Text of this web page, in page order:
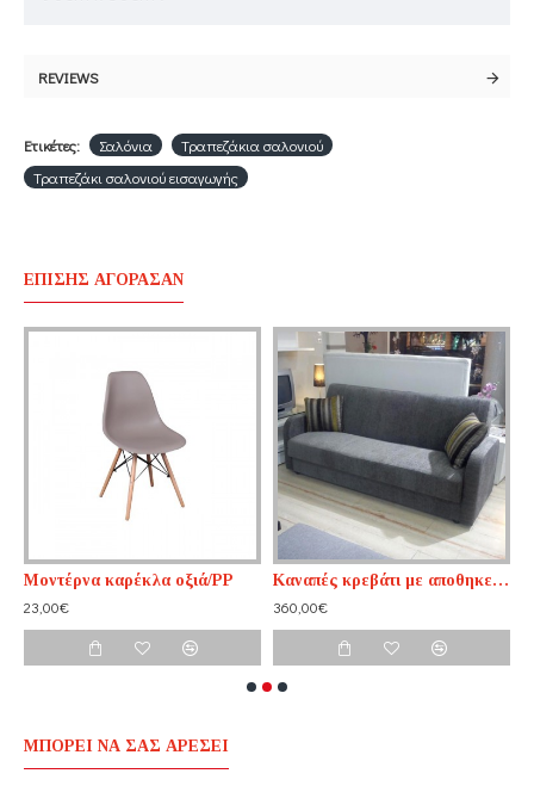
REVIEWS
Ετικέτες: Σαλόνια
Τραπεζάκια σαλονιού
Τραπεζάκι σαλονιού εισαγωγής
ΕΠΊΣΗΣ ΑΓΌΡΑΣΑΝ
Μοντέρνα καρέκλα οξιά/PP
23,00€
Καναπές κρεβάτι με αποθηκευτικό χώρο 3θέσιος 207cm x 87cm
360,00€
ΜΠΟΡΕΊ ΝΑ ΣΑΣ ΑΡΈΣΕΙ